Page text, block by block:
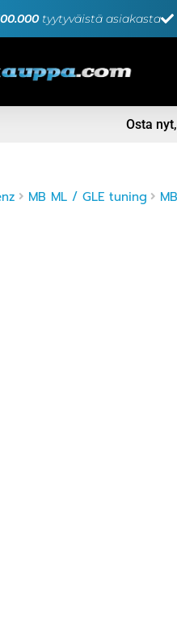
tyytyväistä asiakasta
Osta
MB ML / GLE tuning